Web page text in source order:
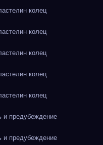
колец
колец
колец
колец
колец
предубеждение
предубеждение